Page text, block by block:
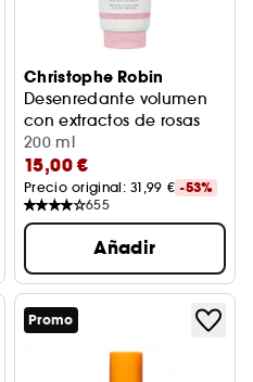
Christophe Robin
Desenredante volumen
con extractos de rosas
200 ml
15,00 €
Precio original: 31,99 € -53%
655
Añadir
Promo